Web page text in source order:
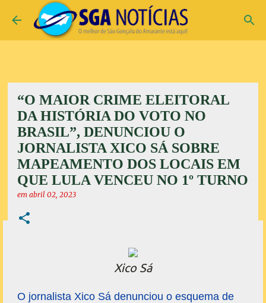
Pular para o conteúdo principal
“O MAIOR CRIME ELEITORAL
DA HISTÓRIA DO VOTO NO
BRASIL”, DENUNCIOU O
JORNALISTA XICO SÁ SOBRE
MAPEAMENTO DOS LOCAIS EM
QUE LULA VENCEU NO 1º TURNO
em abril 02, 2023
Xico Sá
O jornalista Xico Sá denunciou o esquema de